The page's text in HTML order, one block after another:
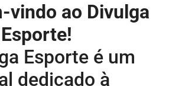
vindo ao Divulga
Esporte!
Esporte é um
dedicado à